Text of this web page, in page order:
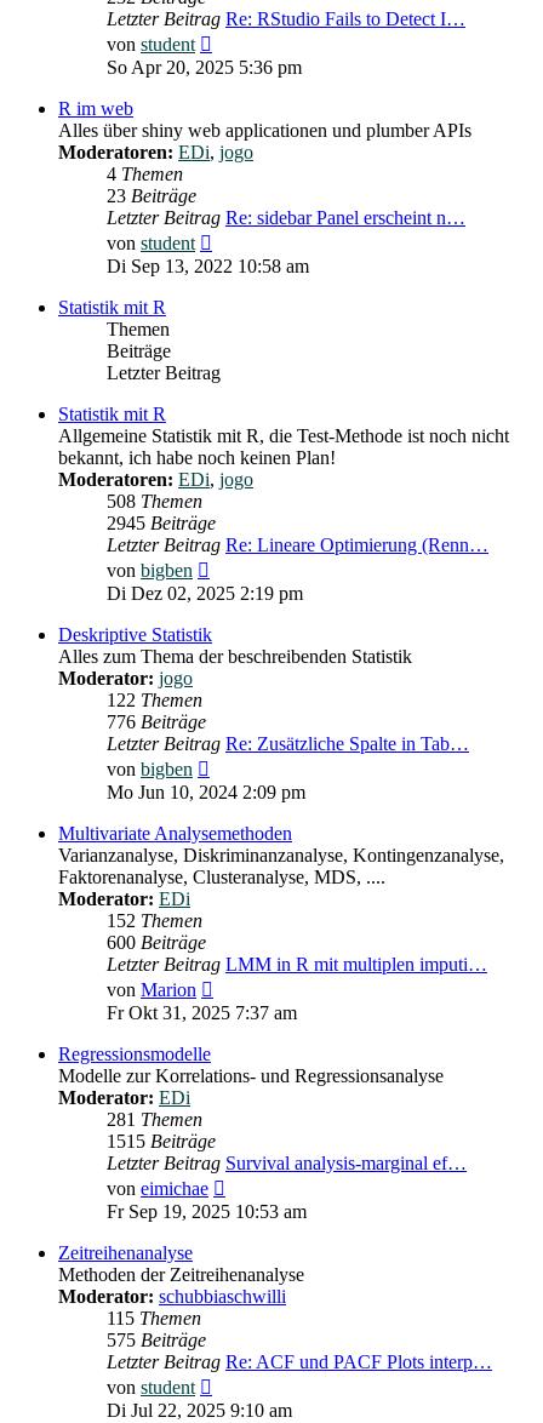
Letzter Beitrag Re: RStudio Fails to Detect I…
von student
Beitrag
So Apr 20, 2025 5:36 pm
R im web
Alles über shiny web applicationen und plumber APIs
Moderatoren: EDi, jogo
4 Themen
23 Beiträge
Letzter Beitrag Re: sidebar Panel erscheint n…
von student
Beitrag
Di Sep 13, 2022 10:58 am
Statistik mit R
Themen
Beiträge
Letzter Beitrag
Statistik mit R
Allgemeine Statistik mit R, die Test-Methode ist noch nicht
bekannt, ich habe noch keinen Plan!
Moderatoren: EDi, jogo
508 Themen
2945 Beiträge
Letzter Beitrag Re: Lineare Optimierung (Renn…
von bigben
Beitrag
Di Dez 02, 2025 2:19 pm
Deskriptive Statistik
Alles zum Thema der beschreibenden Statistik
Moderator: jogo
122 Themen
776 Beiträge
Letzter Beitrag Re: Zusätzliche Spalte in Tab…
von bigben
Beitrag
Mo Jun 10, 2024 2:09 pm
Multivariate Analysemethoden
Varianzanalyse, Diskriminanzanalyse, Kontingenzanalyse,
Faktorenanalyse, Clusteranalyse, MDS, ....
Moderator: EDi
152 Themen
600 Beiträge
Letzter Beitrag LMM in R mit multiplen imputi…
von Marion
Beitrag
Fr Okt 31, 2025 7:37 am
Regressionsmodelle
Modelle zur Korrelations- und Regressionsanalyse
Moderator: EDi
281 Themen
1515 Beiträge
Letzter Beitrag Survival analysis-marginal ef…
von eimichae
Beitrag
Fr Sep 19, 2025 10:53 am
Zeitreihenanalyse
Methoden der Zeitreihenanalyse
Moderator: schubbiaschwilli
115 Themen
575 Beiträge
Letzter Beitrag Re: ACF und PACF Plots interp…
von student
Beitrag
Di Jul 22, 2025 9:10 am